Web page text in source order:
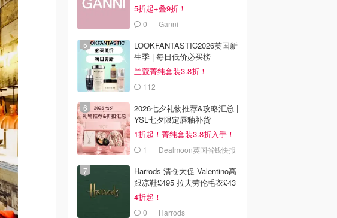
5折起+叠9折！
0 Ganni
LOOKFANTASTIC2026英国新
生季 | 每日低价必买榜
兰蔻菁纯套装3.8折！
112
2026七夕礼物推荐&攻略汇总 |
YSL七夕限定唇釉补货
1折起！菁纯套装3.8折入手！
1 Dealmoon英国省钱快报
Harrods 清仓大促 Valentino高
跟凉鞋£495 拉夫劳伦毛衣£43
4折起！
0 Harrods